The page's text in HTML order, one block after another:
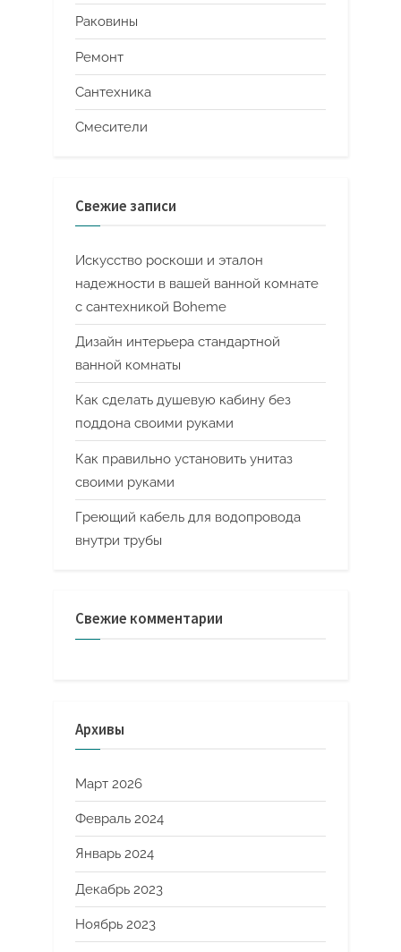
Раковины
Ремонт
Сантехника
Смесители
Свежие записи
Искусство роскоши и эталон
надежности в вашей ванной комнате
с сантехникой Boheme
Дизайн интерьера стандартной
ванной комнаты
Как сделать душевую кабину без
поддона своими руками
Как правильно установить унитаз
своими руками
Греющий кабель для водопровода
внутри трубы
Свежие комментарии
Архивы
Март 2026
Февраль 2024
Январь 2024
Декабрь 2023
Ноябрь 2023